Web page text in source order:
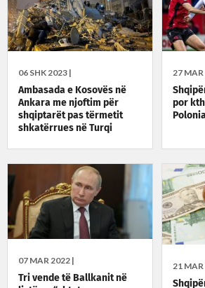
27
por
06 SHK 2023 |
Ambasada e Kosovës në
Ankara me njoftim për
shqiptarët pas tërmetit
shkatërrues në Turqi
21 MAR
07 MAR 2022 |
Tri vende të Ballkanit në